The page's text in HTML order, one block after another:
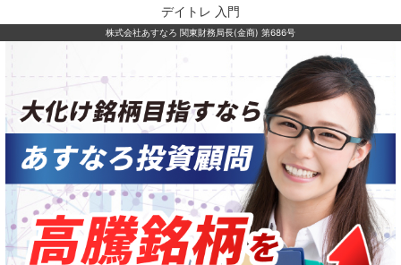
デイトレ 入門